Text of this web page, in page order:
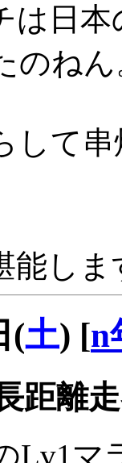
は日
のねん
して
能し
(土) [n
距離
Lv1マ